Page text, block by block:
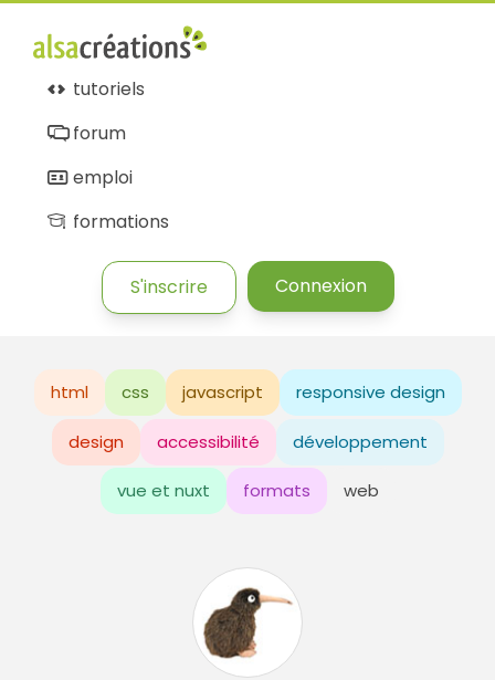
tutoriels
forum
emploi
formations
S'inscrire Connexion
html css javascript responsive design
design accessibilité développement
vue et nuxt formats web